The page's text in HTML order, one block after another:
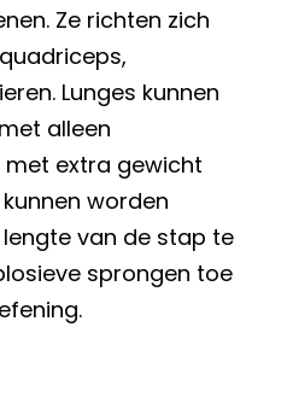
Ze richten zich
Lunges kunnen
alleen
extra gewicht
worden
van de stap te
sprongen toe